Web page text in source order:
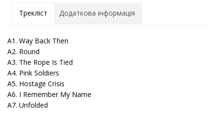
Трекліст Додаткова інформація
A1. Way Back Then
А2. Round
А3. The Rope Is Tied
А4. Pink Soldiers
А5. Hostage Crisis
А6. I Remember My Name
А7. Unfolded